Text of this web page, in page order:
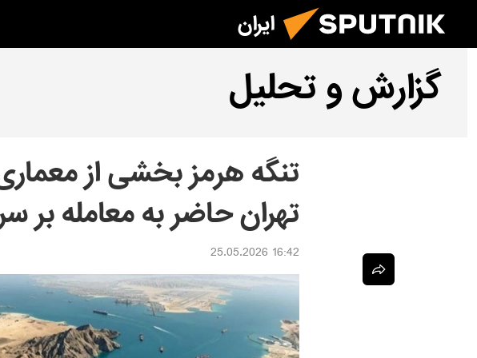
ایران
گزارش و تحلیل
تنگه هرمز بخشی از
تهران حاضر به معامله بر
16:42 25.05.2026